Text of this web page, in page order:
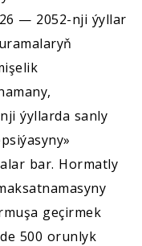
— 2052-nji ýyllar
ýyllarda sanly
bar. Hormatly
geçirmek
500 orunlyk